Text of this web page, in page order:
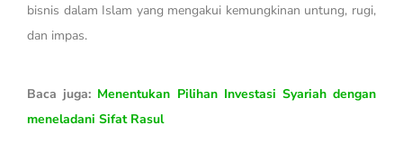
bisnis dalam Islam yang mengakui kemungkinan untung, rugi,
dan impas.
Baca juga: Menentukan Pilihan Investasi Syariah dengan
meneladani Sifat Rasul